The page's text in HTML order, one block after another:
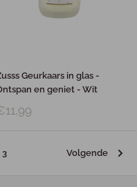
Geurkaars in glas -
en geniet - Wit
3 Volgende